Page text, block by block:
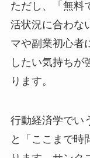
ただし、「無料
活状況に合わな
マや副業初心者
したい気持ちが
ります。
行動経済学でい
と「ここまで時